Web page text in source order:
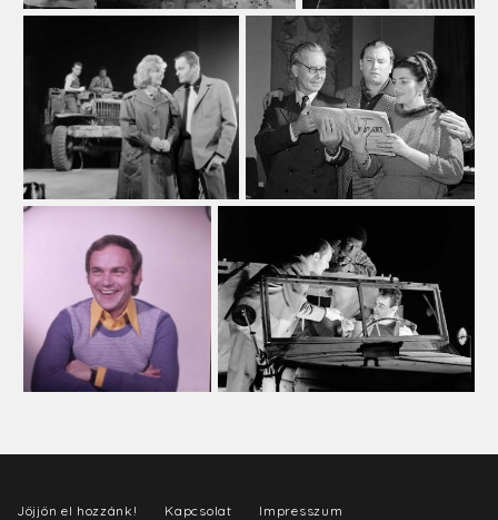
Jöjjön el hozzánk! Kapcsolat Impresszum